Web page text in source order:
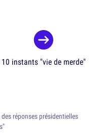
10 instants "vie de merde"
réponses présidentielles